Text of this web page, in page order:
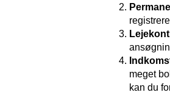
meget
kan du